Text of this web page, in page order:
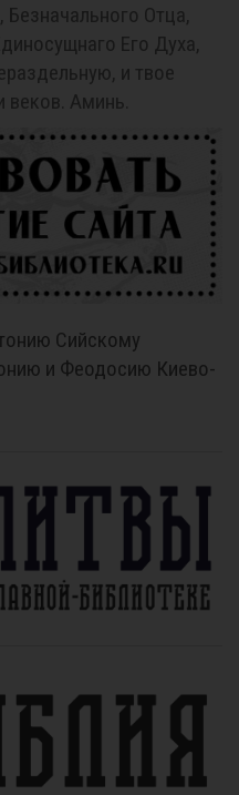
Отца,
Его Духа,
и твое
веков. Аминь.
Сийскому
и Феодосию Киево-